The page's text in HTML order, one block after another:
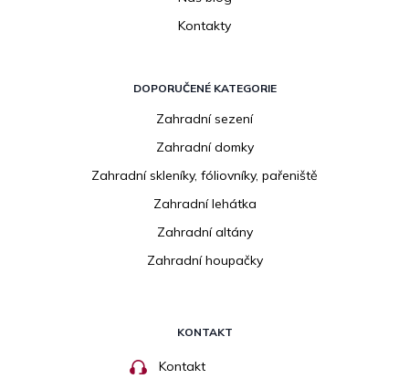
Kontakty
DOPORUČENÉ KATEGORIE
Zahradní sezení
Zahradní domky
Zahradní skleníky, fóliovníky, pařeniště
Zahradní lehátka
Zahradní altány
Zahradní houpačky
KONTAKT
Kontakt